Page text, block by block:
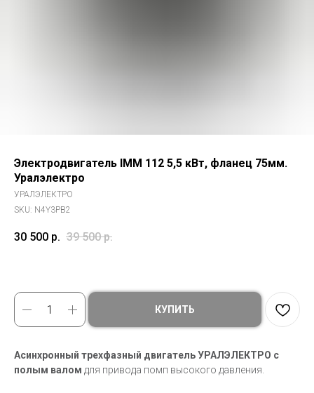
Электродвигатель IMM 112 5,5 кВт, фланец 75мм.
Уралэлектро
УРАЛЭЛЕКТРО
SKU: N4Y3PB2
30 500 р. 39 500 р.
КУПИТЬ
Асинхронный трехфазный двигатель УРАЛЭЛЕКТРО с
полым валом для привода помп высокого давления.